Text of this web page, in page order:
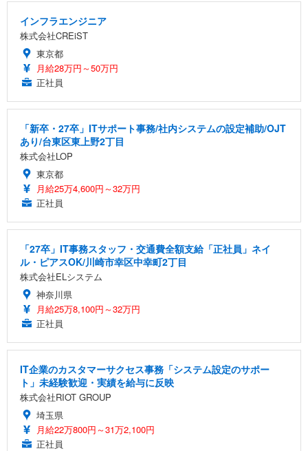
インフラエンジニア
株式会社CREiST
東京都
月給28万円～50万円
正社員
「新卒・27卒」ITサポート事務/社内システムの設定補助/OJT
あり/台東区東上野2丁目
株式会社LOP
東京都
月給25万4,600円～32万円
正社員
「27卒」IT事務スタッフ・交通費全額支給「正社員」ネイ
ル・ピアスOK/川崎市幸区中幸町2丁目
株式会社ELシステム
神奈川県
月給25万8,100円～32万円
正社員
IT企業のカスタマーサクセス事務「システム設定のサポー
ト」未経験歓迎・実績を給与に反映
株式会社RIOT GROUP
埼玉県
月給22万800円～31万2,100円
正社員